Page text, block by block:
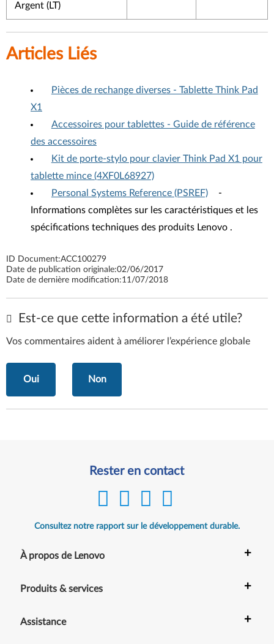
Argent (LT)
Articles Liés
Pièces de rechange diverses - Tablette Think Pad
X1
Accessoires pour tablettes - Guide de référence
des accessoires
Kit de porte-stylo pour clavier Think Pad X1 pour
tablette mince (4XF0L68927)
Personal Systems Reference (PSREF)
-
Informations complètes sur les caractéristiques et les
spécifications techniques des produits Lenovo .
ID Document:ACC100279
Date de publication originale:02/06/2017
Date de dernière modification:11/07/2018
Est-ce que cette information a été utile?
Vos commentaires aident à améliorer l’expérience globale
Oui Non
Rester en contact
Consultez notre rapport sur le développement durable.
À propos de Lenovo +
Produits & services +
Assistance +